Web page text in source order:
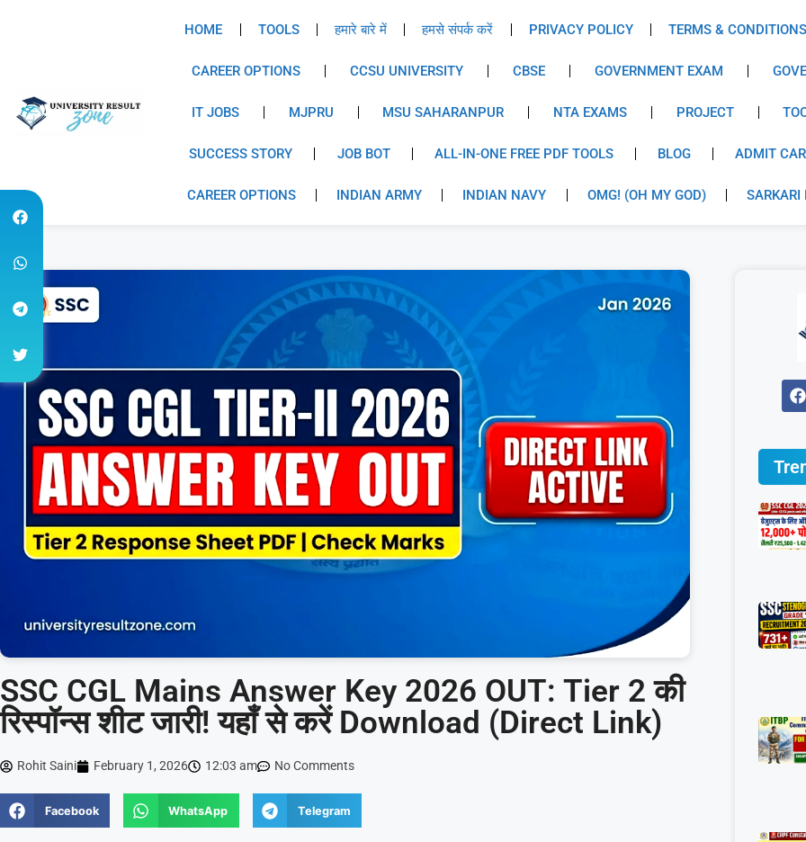
HOME TOOLS हमारे बारे में हमसे संपर्क करें PRIVACY POLICY TERMS & CONDITIONS
CAREER OPTIONS CCSU UNIVERSITY CBSE GOVERNMENT EXAM
IT JOBS MJPRU MSU SAHARANPUR NTA EXAMS PROJECT
SUCCESS STORY JOB BOT ALL-IN-ONE FREE PDF TOOLS BLOG ADMIT
CAREER OPTIONS INDIAN ARMY INDIAN NAVY OMG! (OH MY GOD) SARKARI
SSC CGL Mains Answer Key 2026 OUT: Tier 2 की
रिस्पॉन्स शीट जारी! यहाँ से करें Download (Direct Link)
Rohit Saini February 1, 2026 12:03 am No Comments
Facebook WhatsApp Telegram